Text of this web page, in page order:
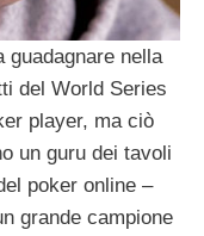
guadagnare nella
del World Series
player, ma ciò
un guru dei tavoli
poker online –
grande campione